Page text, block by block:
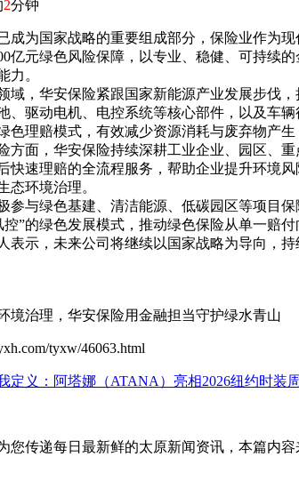
2分钟
成为国家战略的重要组成部分，保险业作为
亿元绿色风险保障，以专业、稳健、可持续
力。
域，华安保险紧跟国家新能源产业发展步伐
、驱动电机、电控系统等核心部件，以及车
色理赔模式，有效减少资源消耗与废弃物产
方面，华安保险持续深耕工业企业、园区、
快速理赔的全流程服务，帮助企业提升环境
态环境治理。
参与绿色基建、清洁能源、低碳园区等项目
”的绿色发展模式，推动绿色保险从单一赔
表示，未来公司将继续以国家战略为导向，
境治理，华安保险用金融担当守护绿水青山
tyxw/46063.html
定义：阿塔娜（ATANA）亮相2026纽约时装周
您传递每日最新鲜的太原新闻资讯，本篇内